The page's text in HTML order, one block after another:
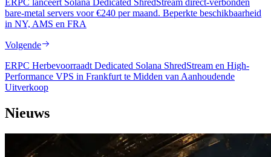
ERPC lanceert Solana Dedicated ShredStream direct-verbonden
bare-metal servers voor €240 per maand. Beperkte beschikbaarheid
in NY, AMS en FRA
Volgende
ERPC Herbevoorraadt Dedicated Solana ShredStream en High-
Performance VPS in Frankfurt te Midden van Aanhoudende
Uitverkoop
Nieuws